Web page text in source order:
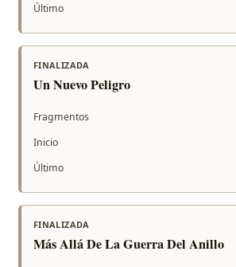
Último
FINALIZADA
Un Nuevo Peligro
Fragmentos
Inicio
Último
FINALIZADA
Más Allá De La Guerra Del Anillo